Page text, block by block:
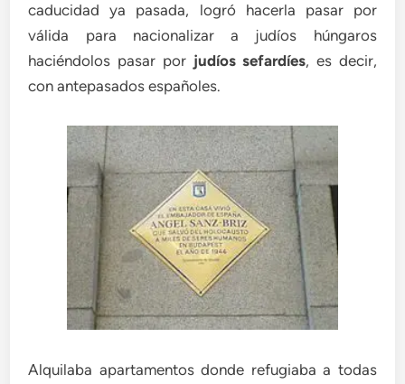
caducidad ya pasada, logró hacerla pasar por
válida para nacionalizar a judíos húngaros
haciéndolos pasar por judíos sefardíes, es decir,
con antepasados españoles.
Alquilaba apartamentos donde refugiaba a todas